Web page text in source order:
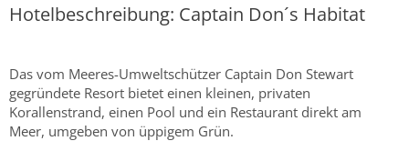
Hotelbeschreibung: Captain Don´s Habitat
Das vom Meeres-Umweltschützer Captain Don Stewart
gegründete Resort bietet einen kleinen, privaten
Korallenstrand, einen Pool und ein Restaurant direkt am
Meer, umgeben von üppigem Grün.